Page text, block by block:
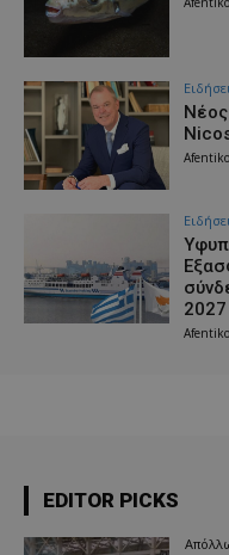
Νέος
Afentiko
2027
Afentiko
EDITOR PICKS